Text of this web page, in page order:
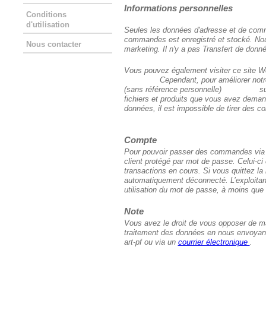
Conditions
d'utilisation
Nous contacter
Informations personnelles
Seules les données d'adresse et de
commandes est enregistré et stocké.
marketing. Il n'y a pas Transfert de
Vous pouvez également visiter ce site
Cependant, pour améliorer notre
(sans référence personnelle) sur
fichiers et produits que vous avez
données, il est impossible de tirer des
Compte
Pour pouvoir passer des commandes
client protégé par mot de passe. Celui-
transactions en cours. Si vous quittez
automatiquement déconnecté.
utilisation du mot de passe, à moins
Note
Vous avez le droit de vous opposer de
traitement des données en nous
art-pf ou via un courrier électronique .